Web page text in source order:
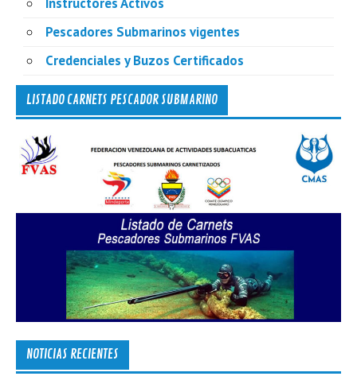
Pescadores Submarinos vigentes
Credenciales y Buzos Certificados
LISTADO CARNETS PESCADOR SUBMARINO
NOTICIAS RECIENTES